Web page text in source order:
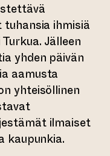
tuhansia ihmisiä
Jälleen
yhden päivän
aamusta
yhteisöllinen
ilmaiset
kaupunkia.